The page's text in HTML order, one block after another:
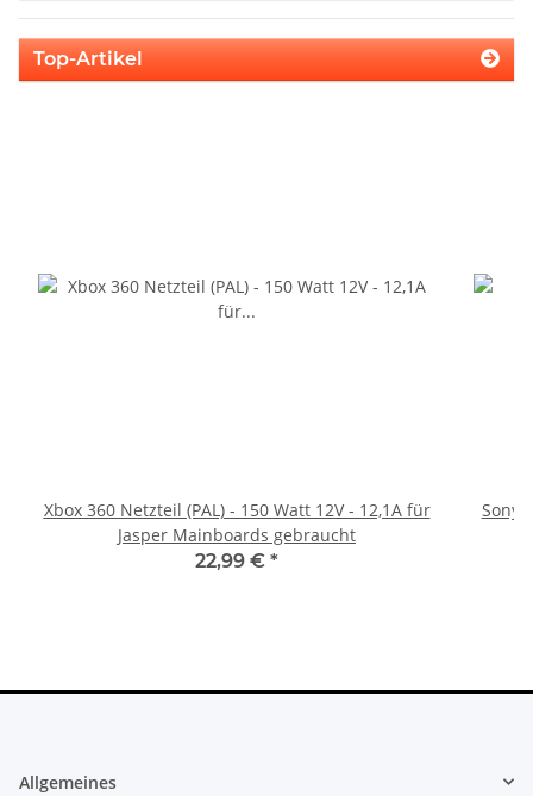
Top-Artikel
Xbox 360 Netzteil (PAL) - 150 Watt 12V - 12,1A für
Jasper Mainboards gebraucht
22,99 € *
Sony
Allgemeines